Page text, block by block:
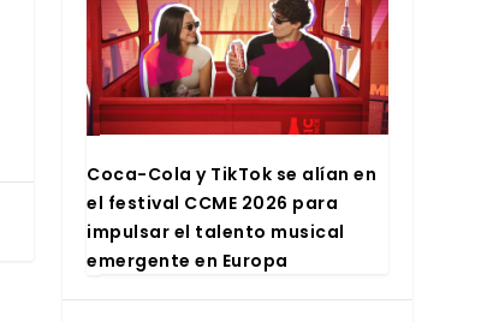
Coca-Cola y Tik­Tok se alían en
el fes­ti­val CCME 2026 para
impul­sar el talen­to musi­cal
emer­gen­te en Euro­pa